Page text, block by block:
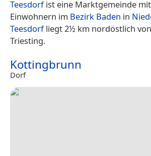
Teesdorfist eine Marktgemeinde
Einwohnern im Bezirk Baden in
Teesdorfliegt 2½ km nordöstlich
Triesting.
Kottingbrunn
Dorf